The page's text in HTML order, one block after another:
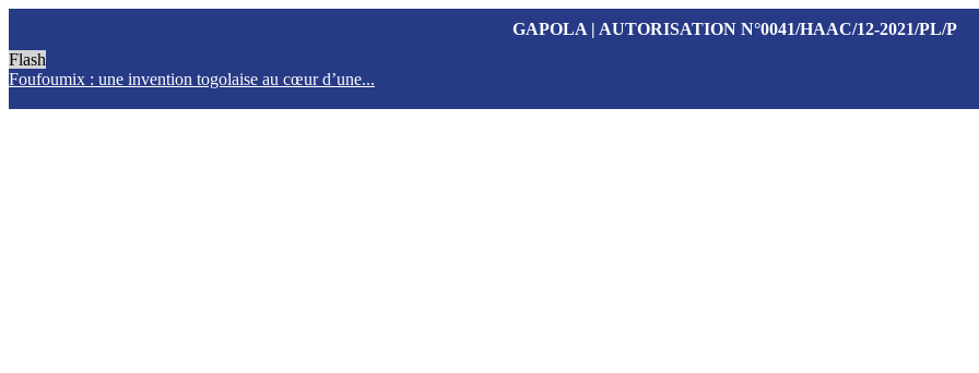
GAPOLA | AUTORISATION N°0041/HAAC/12-2021/PL/P
Flash
Foufoumix : une invention togolaise au cœur d’une...